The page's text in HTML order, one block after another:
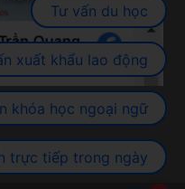
Tư vấn du học
xuất khẩu lao động
khóa học ngoại ngữ
trực tiếp trong ngày